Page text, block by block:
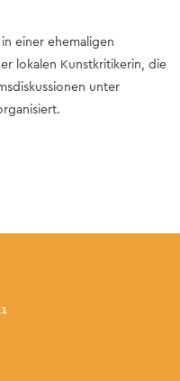
einer ehemaligen
lokalen Kunstkritikerin, die
unter